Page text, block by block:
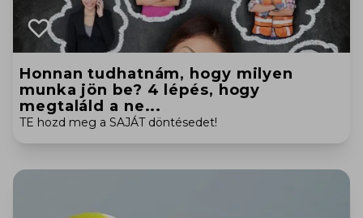
Honnan tudhatnám, hogy milyen
munka jön be? 4 lépés, hogy
megtaláld a ne...
TE hozd meg a SAJÁT döntésedet!